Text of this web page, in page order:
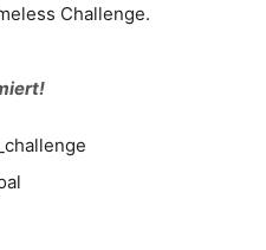
Challenge.